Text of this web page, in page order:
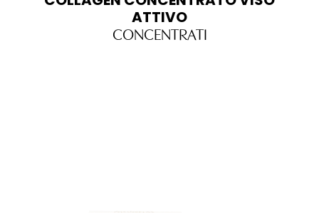
ATTIVO
CONCENTRATI